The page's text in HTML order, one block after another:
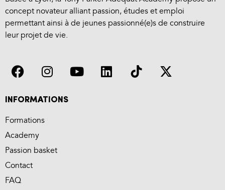
concept novateur alliant passion, études et emploi
permettant ainsi à de jeunes passionné(e)s de construire
leur projet de vie.
INFORMATIONS
Formations
Academy
Passion basket
Contact
FAQ